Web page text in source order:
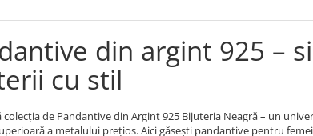
din argint 925 –
cu stil
colecția de Pandantive din Argint 925 Bijuteria Neagră – un
a metalului prețios. Aici găsești pandantive pentru